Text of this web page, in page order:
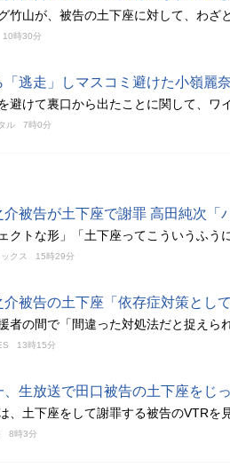
竹山が、被告の土下座に対して、わざ
10時30分
「逃走」しマスコミ避けた小嶺麗
避けて裏口から出たことに関して、ワ
ル 7時0分
介被告が土下座で謝罪 高田純次「
ェクトな形」「土下座ってこういうふう
クス 15時29分
介被告の土下座「依存症対策とし
者の間で「間違った対処法だと捉えら
13時15分
、生放送で田口被告の土下座をじ
、土下座をして謝罪する被告のVTRを
8時3分